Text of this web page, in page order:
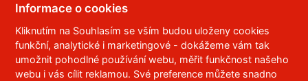
© 2023 Univerzita Pardubice,Studentská 95
532 10 Pardubice 2
Telefon: 466 036 111, 466 036 112, 466 036 113
Informace o cookies
Kliknutím na Souhlasím se vším budou uloženy cookies
funkční, analytické i marketingové - dokážeme vám tak
umožnit pohodlné používání webu, měřit funkčnost našeho
webu i vás cílit reklamou. Své preference můžete snadno